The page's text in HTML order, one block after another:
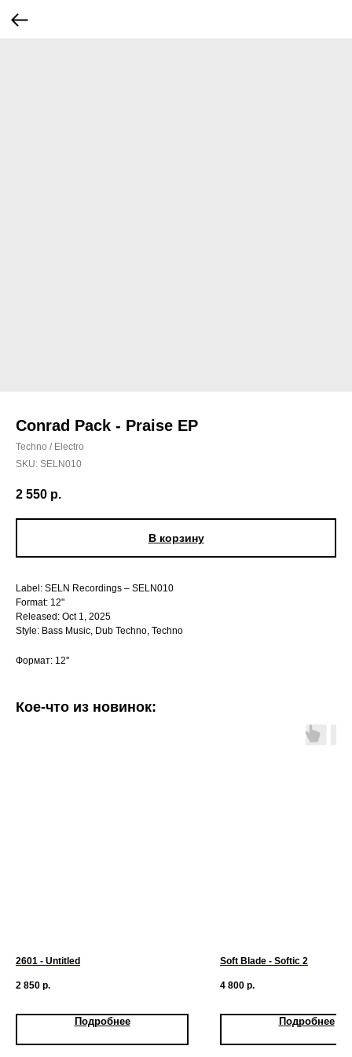
Conrad Pack - Praise EP
Techno / Electro
SKU: SELN010
2 550 р.
В корзину
Label: SELN Recordings – SELN010
Format: 12"
Released: Oct 1, 2025
Style: Bass Music, Dub Techno, Techno
Формат: 12''
Кое-что из новинок:
2601 - Untitled
2 850 р.
Подробнее
Soft Blade - Softic 2
4 800 р.
Подробнее